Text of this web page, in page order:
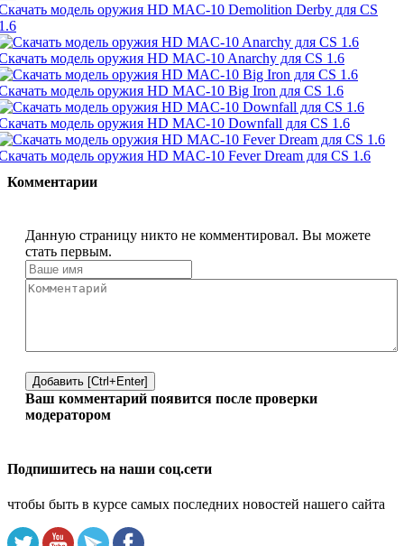
модель оружия HD MAC-10 Demolition Derby для CS
модель оружия HD MAC-10 Anarchy для CS 1.6
модель оружия HD MAC-10 Big Iron для CS 1.6
модель оружия HD MAC-10 Downfall для CS 1.6
модель оружия HD MAC-10 Fever Dream для CS 1.6
Комментарии
Данную страницу никто не комментировал. Вы можете
стать первым.
Добавить [Ctrl+Enter]
Ваш комментарий появится после проверки
модератором
Подпишитесь на наши соц.сети
чтобы быть в курсе самых последних новостей нашего сайта